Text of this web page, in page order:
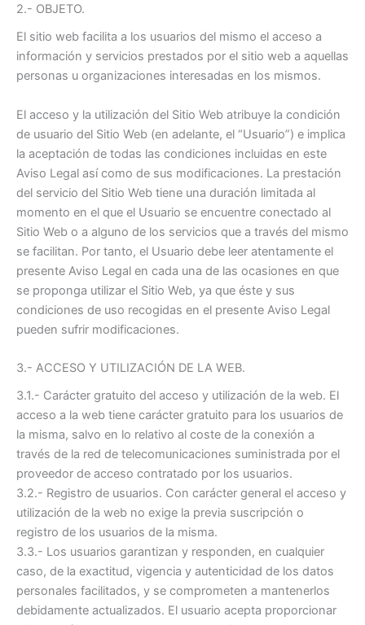
2.- OBJETO.
El sitio web facilita a los usuarios del mismo el acceso a
información y servicios prestados por el sitio web a aquellas
personas u organizaciones interesadas en los mismos.
El acceso y la utilización del Sitio Web atribuye la condición
de usuario del Sitio Web (en adelante, el “Usuario”) e implica
la aceptación de todas las condiciones incluidas en este
Aviso Legal así como de sus modificaciones. La prestación
del servicio del Sitio Web tiene una duración limitada al
momento en el que el Usuario se encuentre conectado al
Sitio Web o a alguno de los servicios que a través del mismo
se facilitan. Por tanto, el Usuario debe leer atentamente el
presente Aviso Legal en cada una de las ocasiones en que
se proponga utilizar el Sitio Web, ya que éste y sus
condiciones de uso recogidas en el presente Aviso Legal
pueden sufrir modificaciones.
3.- ACCESO Y UTILIZACIÓN DE LA WEB.
3.1.- Carácter gratuito del acceso y utilización de la web. El
acceso a la web tiene carácter gratuito para los usuarios de
la misma, salvo en lo relativo al coste de la conexión a
través de la red de telecomunicaciones suministrada por el
proveedor de acceso contratado por los usuarios.
3.2.- Registro de usuarios. Con carácter general el acceso y
utilización de la web no exige la previa suscripción o
registro de los usuarios de la misma.
3.3.- Los usuarios garantizan y responden, en cualquier
caso, de la exactitud, vigencia y autenticidad de los datos
personales facilitados, y se comprometen a mantenerlos
debidamente actualizados. El usuario acepta proporcionar